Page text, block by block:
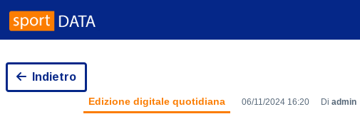
content
Indietro
Edizione digitale quotidiana 06/11/2024 16:20 Di admin